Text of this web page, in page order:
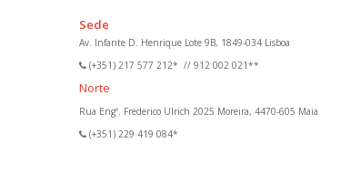
Sede
Av. Infante D. Henrique Lote 9B, 1849-034 Lisboa
(+351) 217 577 212* // 912 002 021**
Norte
Rua Engº. Frederico Ulrich 2025 Moreira, 4470-605 Maia
(+351) 229 419 084*